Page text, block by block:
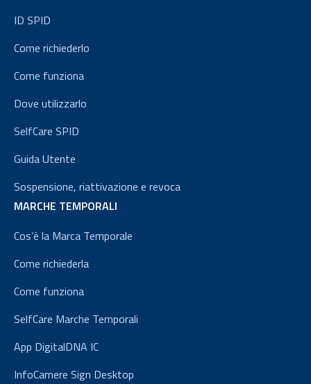
ID SPID
Come richiederlo
Come funziona
Dove utilizzarlo
SelfCare SPID
Guida Utente
Sospensione, riattivazione e revoca
MARCHE TEMPORALI
Cos’è la Marca Temporale
Come richiederla
Come funziona
SelfCare Marche Temporali
App DigitalDNA IC
InfoCamere Sign Desktop